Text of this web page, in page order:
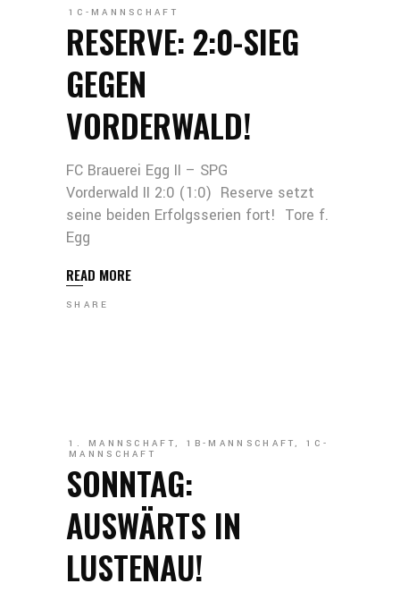
1C-MANNSCHAFT
RESERVE: 2:0-SIEG
GEGEN
VORDERWALD!
FC Brauerei Egg II – SPG
Vorderwald II 2:0 (1:0) Reserve setzt
seine beiden Erfolgsserien fort! Tore f.
Egg
READ MORE
SHARE
1. MANNSCHAFT, 1B-MANNSCHAFT,1C-
MANNSCHAFT
SONNTAG:
AUSWÄRTS IN
LUSTENAU!